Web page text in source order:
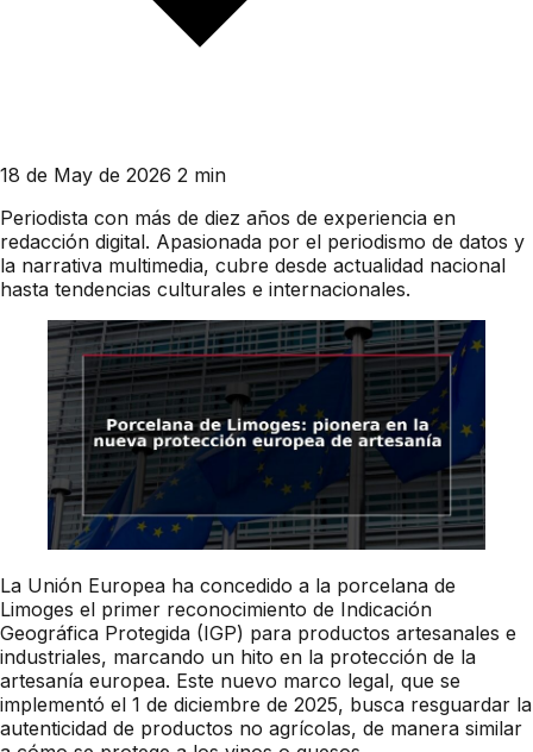
18 de May de 2026 2 min
Periodista con más de diez años de experiencia en
redacción digital. Apasionada por el periodismo de datos y
la narrativa multimedia, cubre desde actualidad nacional
hasta tendencias culturales e internacionales.
La Unión Europea ha concedido a la porcelana de
Limoges el primer reconocimiento de Indicación
Geográfica Protegida (IGP) para productos artesanales e
industriales, marcando un hito en la protección de la
artesanía europea. Este nuevo marco legal, que se
implementó el 1 de diciembre de 2025, busca resguardar la
autenticidad de productos no agrícolas, de manera similar